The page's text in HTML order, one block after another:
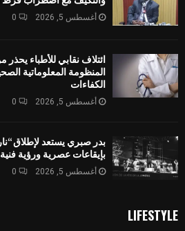
أغسطس 5, 2026 0
ائتلاف نقابي للأطباء
المنظومة المعلوماتية
الكفاءات
أغسطس 5, 2026 0
بدر صبري يستعد لإطلاق
بإيقاعات عصرية ورؤية
أغسطس 5, 2026 0
LIFESTYLE